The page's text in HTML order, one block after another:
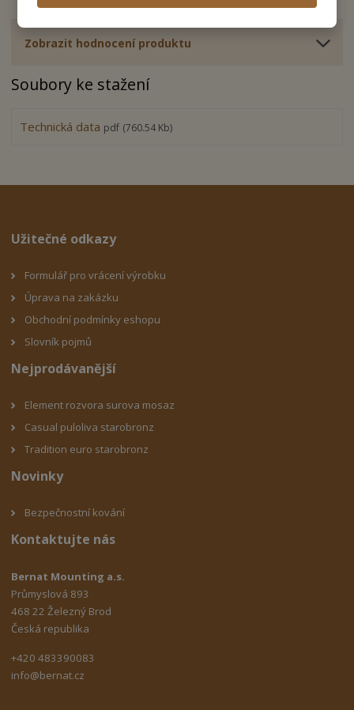
Zobrazit hodnocení produktu
Soubory ke stažení
Technická data pdf (760.54 Kb)
Užitečné odkazy
Formulář pro vrácení výrobku
Úprava na zakázku
Obchodní podmínky eshopu
Slovník pojmů
Nejprodávanější
Element rozvora surova mosaz
Casual puloliva starobronz
Tradition euro starobronz
Novinky
Bezpečnostní kování
Kontaktujte nás
Bernat Mounting a.s.
Průmyslová 893
468 22 Železný Brod
Česká republika
+420 483390083
info@bernat.cz